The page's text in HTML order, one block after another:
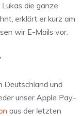
die ganze
erklärt er kurz am
wir E-Mails vor.
Deutschland und
unser Apple Pay-
aus der letzten